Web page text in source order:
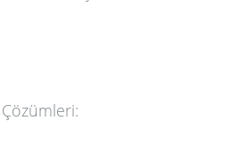
Çözümleri: